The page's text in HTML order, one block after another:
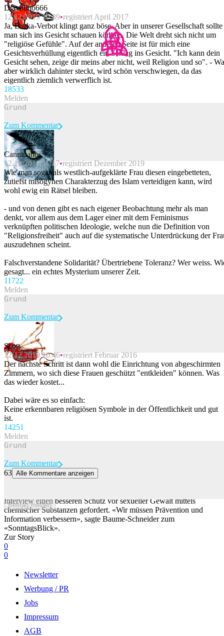
Diavolino666
12.12.2019 10:39 registriert April 2017
Ja, Burka-Verbot klingt ganz böse. Aber in unserer Gesellschaft sollte
man sich ins Gesicht schauen können. Die Welt dreht sich nicht um
"religiöse Gefühle". Auf der anderen Seite ist für mich eine
Gesichtsverhüllung eigentlich ein Schlag ins Gesicht. "Ich kann dein
Gesicht sehen, zeige dir meins aber nicht, weil Religion und so". -
aber wirklich dahinter steckt, wird schön verschwiegen, da das
eigentlich ziemlich verwerflich ist.
18533
Melden
Beitrag melden
Zum Kommentar
Canniuanos
12.12.2019 11:17 registriert Dezember 2019
Wie man sogar als westlich-aufgeklärte Frau diesen eingebetteten,
zutiefst misogynen Charakterzug des Islam verteidigen kann, wird
wohl ewig ein Rätsel bleiben.
- und von denen gibt es nach eigener Beobachtung mehr als man
denkt, vor allem aus dem Lager einer mit dem Feminismus
verknüpften politischen Ideologie, welche nun die Definition von
"Religionsfreiheit" auch auf die systematische Unterdrückung der
auszudehnen scheint.
Falschverstandene Solidarität? Übertriebene Toleranz? Wer weiss.
gesagt... ein echtes Mysterium unserer Zeit.
11722
Melden
Beitrag melden
Zum Kommentar
Scott
12.12.2019 10:46 registriert Februar 2016
Der nächste Schritt ist dann wohl die Einrichtung von abgeschirmten
Zimmern, wo sich diese Frauen geschützt "entkleiden" können. Was
das wieder kostet...
Dabei wäre es so einfach:
Keine erkennbaren religiösen Symbole in der Öffentlichkeit und gut
ist.
14251
Melden
Beitrag melden
Zum Kommentar
63 Alle Kommentare anzeigen
Interview einen besseren Schutz vor sexueller Gewalt mittels
chemischer Substanzen gefordert. «Wir müssen Prävention und
Information verbessern», sagte Baume-Schneider zum
«SonntagsBlick».
Zur Story
0
0
Newsletter
Werbung / PR
Jobs
Impressum
AGB